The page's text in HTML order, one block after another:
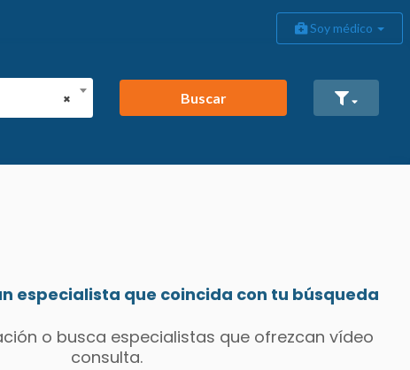
Soy médico
×
Buscar
especialista que coincida con tu búsqueda
o busca especialistas que ofrezcan vídeo
consulta.